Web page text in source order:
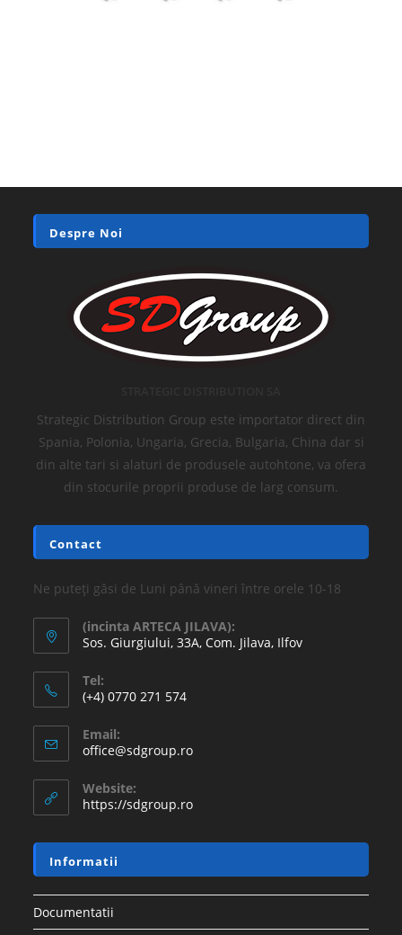
Despre Noi
Strategic Distribution Group este importator direct din
Spania, Polonia, Ungaria, Grecia, Bulgaria, China dar si
din alte tari si alaturi de produsele autohtone, va ofera
din stocurile proprii produse de larg consum.
Contact
Ne puteți găsi de Luni până vineri între orele 10-18
(incinta ARTECA JILAVA):
Sos. Giurgiului, 33A, Com. Jilava, Ilfov
Tel:
(+4) 0770 271 574
Email:
office@sdgroup.ro
Website:
https://sdgroup.ro
Informatii
Documentatii